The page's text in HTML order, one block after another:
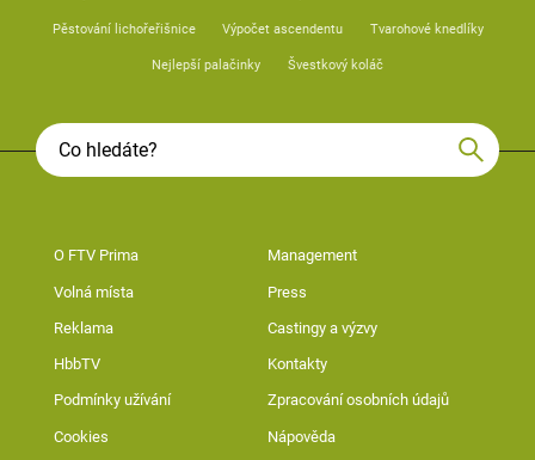
Pěstování lichořeřišnice Výpočet ascendentu Tvarohové knedlíky
Nejlepší palačinky Švestkový koláč
O FTV Prima Management
Volná místa Press
Reklama Castingy a výzvy
HbbTV Kontakty
Podmínky užívání Zpracování osobních údajů
Cookies Nápověda